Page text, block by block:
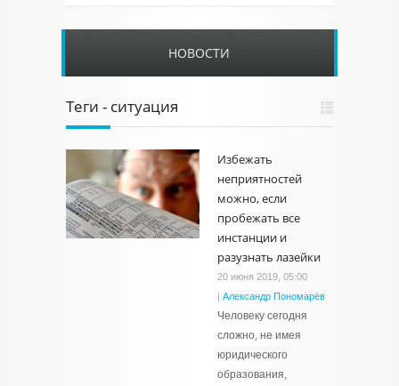
НОВОСТИ
Теги - ситуация
Избежать
неприятностей
можно, если
пробежать все
инстанции и
разузнать лазейки
20 июня 2019, 05:00
| Александр Пономарёв
Человеку сегодня
сложно, не имея
юридического
образования,